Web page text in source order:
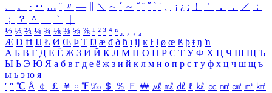
、
。 · ‥ … ¨ 〃 ― ＼ ∼ ´ ～ ˇ ˘ ˝ ˚ ˙ ¸ ¡ ¿ ː ！ ＇ ， ． ／
：
；
？ ＾ ｀
½ ⅓ ⅔ ¼ ¾ ⅛ ⅜ ⅝ ⅞ ¹ ² ³ ⁴ ⁿ ₁ ₂ ₃ ₄
Æ Ð Ħ Ĳ Ł Ø Œ Þ Ŧ Ŋ æ đ ð ħ ı ĳ ĸ ŀ ł ø œ ß þ ŧ ŋ ŉ
А Б В Г Д Е Ё Ж З И Й К Л М Н О П Р С Т У Ф Х Ц Ч Ш Щ Ъ
Ы Ь Э Ю Я а б в г д е ё ж з и й к л м н о п р с т у ф х ц ч ш щ ъ
ы ь э ю я
′ ″ ℃ Å ￠ ￡ ￥ ¤ ℉ ‰ ＄ ％ Ｆ ￦ ㎕ ㎖ ㎗ ℓ ㎘ ㏄ ㎣ ㎤ ㎥ ㎦